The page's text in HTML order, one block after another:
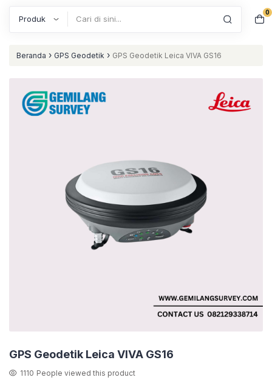
0
Beranda › GPS Geodetik › GPS Geodetik Leica VIVA GS16
GPS Geodetik Leica VIVA GS16
1110 People viewed this product